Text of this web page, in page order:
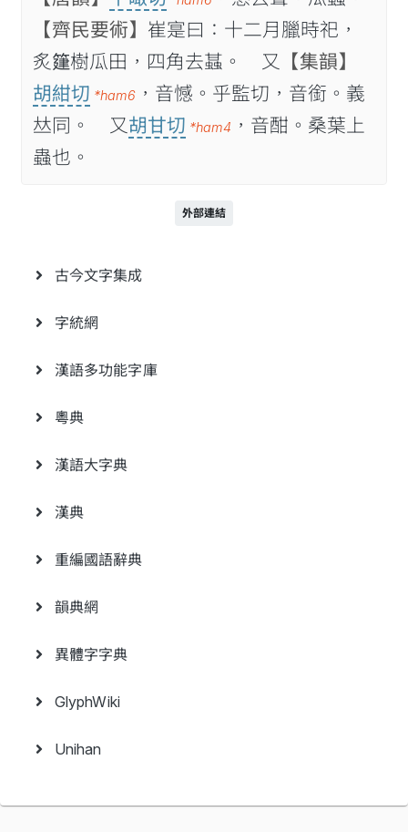
【齊民要術】 崔寔曰：十二月臘時祀，
炙𥯦樹瓜田，四角去䗣。 又
【集韻】
胡紺切 *ham6 ，音憾。乎監切，音銜。義
𠀤同。 又胡甘切 *ham4 ，音酣。桑葉上
蟲也。
外部連結
古今文字集成
字統網
漢語多功能字庫
粵典
漢語大字典
漢典
重編國語辭典
韻典網
異體字字典
GlyphWiki
Unihan